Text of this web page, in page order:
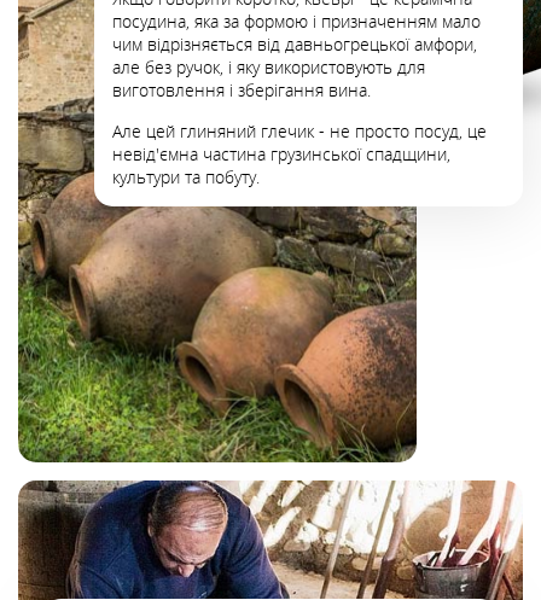
посудина, яка за формою і призначенням мало
чим відрізняється від давньогрецької амфори,
але без ручок, і яку використовують для
виготовлення і зберігання вина.
Але цей глиняний глечик - не просто посуд, це
невід'ємна частина грузинської спадщини,
культури та побуту.